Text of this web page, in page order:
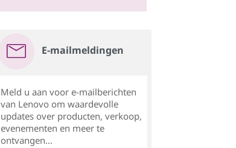
E-mailmeldingen
Meld u aan voor e-mailberichten
van Lenovo om waardevolle
updates over producten, verkoop,
evenementen en meer te
ontvangen...